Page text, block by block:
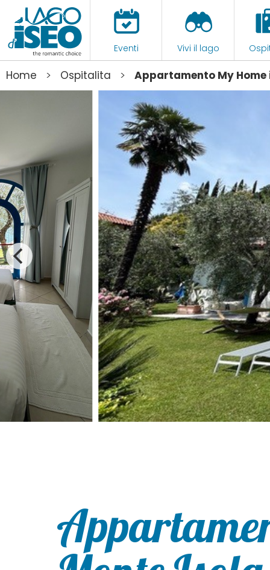
Eventi Vivi il lago
Home > Ospitalita > Appartamento My Home